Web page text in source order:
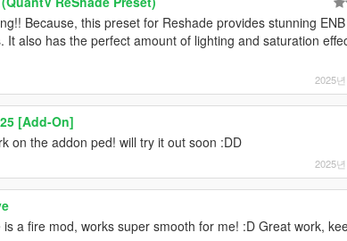
Because, this preset for Reshade provides stunning
It also has the perfect amount of lighting and saturation
2025
[Add-On]
on the addon ped! will try it out soon :DD
2025
a fire mod, works super smooth for me! :D Great work,